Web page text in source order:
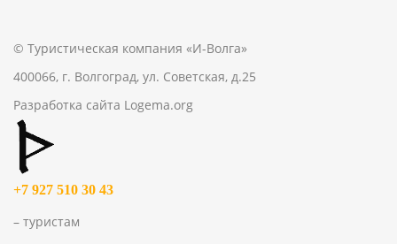
© Туристическая компания «И-Волга»
400066, г. Волгоград, ул. Советская, д.25
Разработка сайта Logema.org
+7 927 510 30 43
– туристам